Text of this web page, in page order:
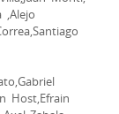
,Alejo
Host,Efrain